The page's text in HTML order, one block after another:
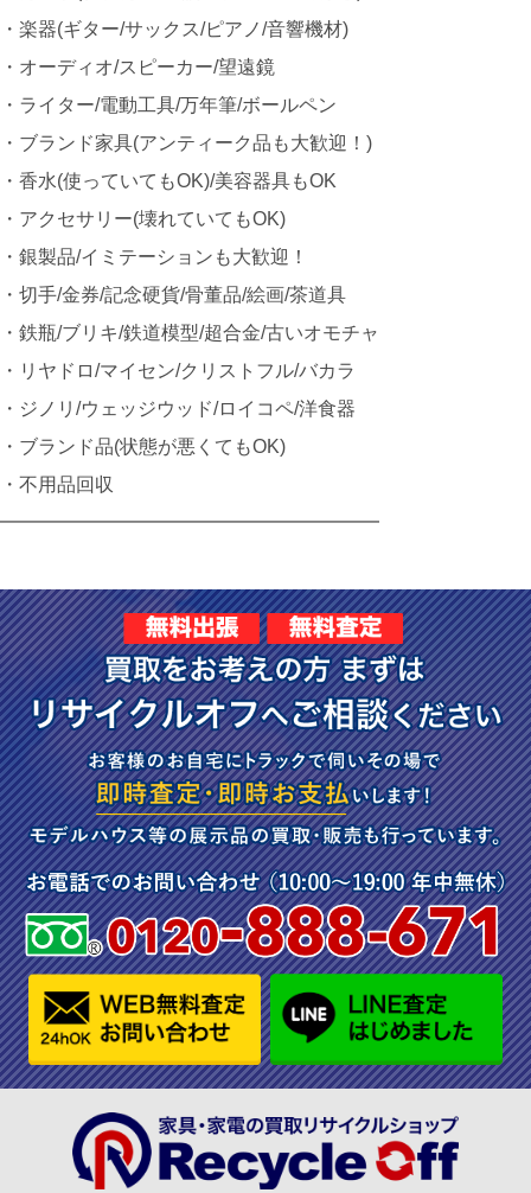
・楽器(ギター/サックス/ピアノ/音響機材)
・オーディオ/スピーカー/望遠鏡
・ライター/電動工具/万年筆/ボールペン
・ブランド家具(アンティーク品も大歓迎！)
・香水(使っていてもOK)/美容器具もOK
・アクセサリー(壊れていてもOK)
・銀製品/イミテーションも大歓迎！
・切手/金券/記念硬貨/骨董品/絵画/茶道具
・鉄瓶/ブリキ/鉄道模型/超合金/古いオモチャ
・リヤドロ/マイセン/クリストフル/バカラ
・ジノリ/ウェッジウッド/ロイコペ/洋食器
・ブランド品(状態が悪くてもOK)
・不用品回収
━━━━━━━━━━━━━━━━━━━━